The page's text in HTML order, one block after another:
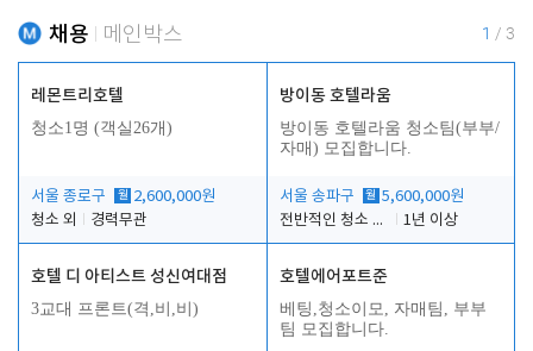
채용 메인박스 1 / 3
레몬트리호텔
청소1명 (객실26개)
서울 종로구 월 2,600,000원
청소 외
경력무관
방이동 호텔라움
방이동 호텔라움 청소팀(부부/
자매) 모집합니다.
서울 송파구 월 5,600,000원
전반적인 청소 업무(객실청소.객실정리)
1년 이상
호텔 디 아티스트 성신여대점
3교대 프론트(격,비,비)
호텔에어포트준
베팅,청소이모, 자매팀, 부부
팀 모집합니다.